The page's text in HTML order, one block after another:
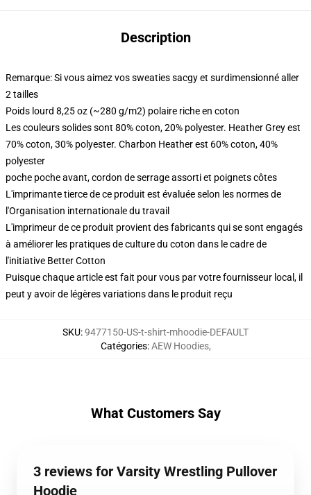
Description
Remarque: Si vous aimez vos sweaties sacgy et surdimensionné aller
2 tailles
Poids lourd 8,25 oz (~280 g/m2) polaire riche en coton
Les couleurs solides sont 80% coton, 20% polyester. Heather Grey est
70% coton, 30% polyester. Charbon Heather est 60% coton, 40%
polyester
poche poche avant, cordon de serrage assorti et poignets côtes
L'imprimante tierce de ce produit est évaluée selon les normes de
l'Organisation internationale du travail
L'imprimeur de ce produit provient des fabricants qui se sont engagés
à améliorer les pratiques de culture du coton dans le cadre de
l'initiative Better Cotton
Puisque chaque article est fait pour vous par votre fournisseur local, il
peut y avoir de légères variations dans le produit reçu
SKU:9477150-US-t-shirt-mhoodie-DEFAULT
Catégories:AEW Hoodies,
What Customers Say
3 reviews for Varsity Wrestling Pullover
Hoodie